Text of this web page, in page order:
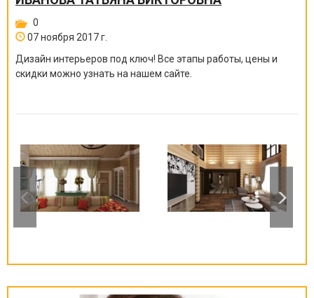
0
07 ноября 2017 г.
Дизайн интерьеров под ключ! Все этапы работы, цены и
скидки можно узнать на нашем сайте.